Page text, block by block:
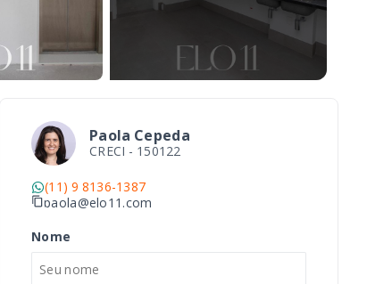
Paola Cepeda
CRECI - 150122
(11) 9 8136-1387
paola@elo11.com
Nome